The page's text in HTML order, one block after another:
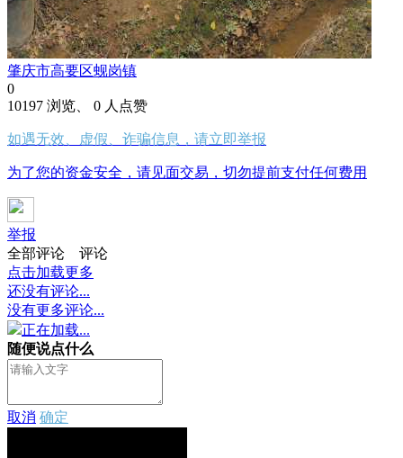
肇庆市高要区蚬岗镇
0
10197 浏览、 0 人点赞
如遇无效、虚假、诈骗信息，请立即举报
为了您的资金安全，请见面交易，切勿提前支付任何费用
举报
全部评论
评论
点击加载更多
还没有评论...
没有更多评论...
正在加载...
随便说点什么
取消 确定